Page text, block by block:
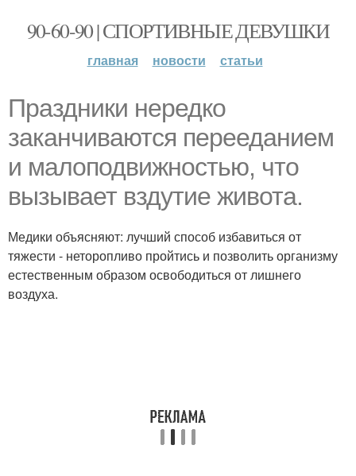
90-60-90 | СПОРТИВНЫЕ ДЕВУШКИ
главная новости статьи
Праздники нередко
заканчиваются перееданием
и малоподвижностью, что
вызывает вздутие живота.
Медики объясняют: лучший способ избавиться от
тяжести - неторопливо пройтись и позволить организму
естественным образом освободиться от лишнего
воздуха.